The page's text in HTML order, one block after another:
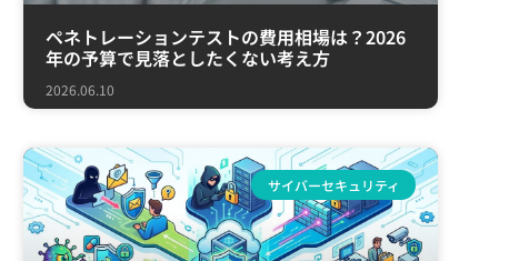
ペネトレーションテストの費用相場は？2026
年の予算で見落としたくない考え方
2026.06.10
サイバーセキュリティ